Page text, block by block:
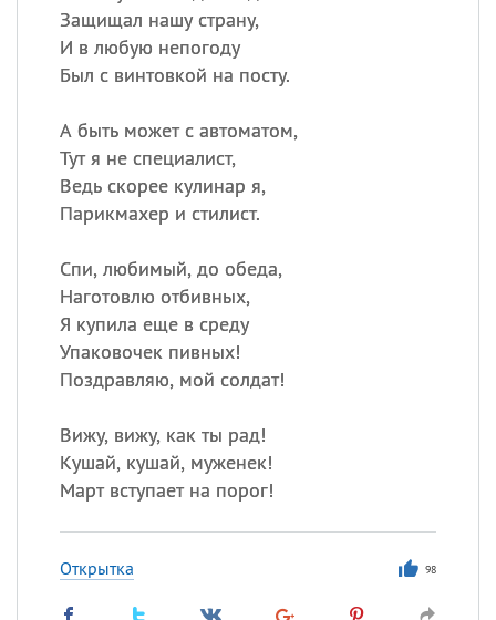
Защищал нашу страну,
И в любую непогоду
Был с винтовкой на посту.
А быть может с автоматом,
Тут я не специалист,
Ведь скорее кулинар я,
Парикмахер и стилист.
Спи, любимый, до обеда,
Наготовлю отбивных,
Я купила еще в среду
Упаковочек пивных!
Поздравляю, мой солдат!
Вижу, вижу, как ты рад!
Кушай, кушай, муженек!
Март вступает на порог!
Открытка 98